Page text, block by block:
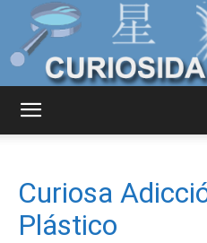
Curiosa
Plástico